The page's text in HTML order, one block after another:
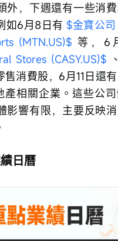
外，下週還有一些消
如6月8日有 $金寶公司
(MTN.US)$ 等，6
Stores (CASY.US)$
售消費股，6月11日還有
產相關企業。這些公
影響有限，主要反映
日曆